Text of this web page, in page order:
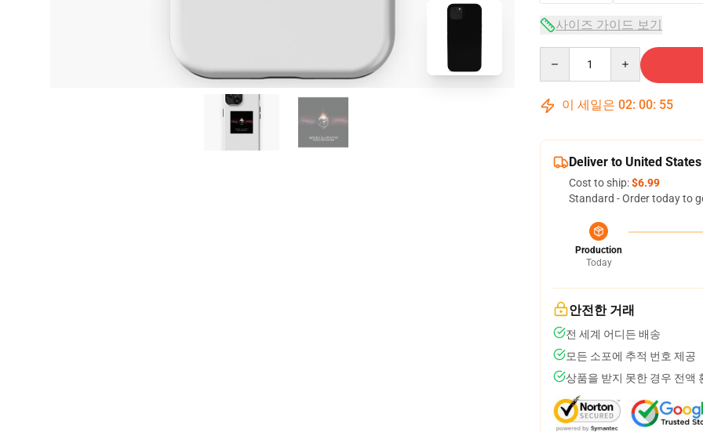
사이즈 가이드 보기
이 세일은 02: 00: 54
Deliver to United States
Cost to ship:$6.99
Standard - Order today to
Production
Today
안전한 거래
전 세계 어디든 배송
모든 소포에 추적 번호 제공
상품을 받지 못한 경우 전액